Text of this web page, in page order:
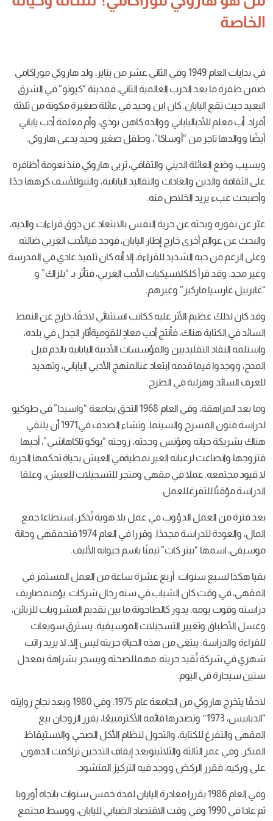
وفيالثانيعشرمن يناير، ولدهاروكي موراكامي
الحرب العالميةالثاني، فمدينة“كيوتو ”فيالشرق
.كان ابنوحيد فيعائلة صغيرةمكونة منثلاثة
ووالدهكاهنبوذي، وأممعلمةأدبياباني
“أوساكا”، وطفلصغيروحيديدعىهاروكي.
الدينيوالثقافي، تربىهاروكيمنذنعومة أظافره
والعاداتوالتقاليداليابانية، والتيوللأسف كرهها جدًا
الخلاصمنه.
عن حريةالنفسبالابتعادعن ذوققراءاتوالديه،
خارج إطاراليابان، فوجدفيالأدبالغربيضالته.
الشديدللقراءة، إلاأنهكانتلميذعاديفيالمدرسة
كلكلاسيكياتالأدبالغربي، فتأثربـ “بلزاك”و
”وغيرهم.
الأثرعليهككاتباستثنائي لاحقًا، خارج عنالنمط
فأنتج أدبمعادٍ للقوميةأثار الجدلفيبلده،
والمؤسساتالأدبية اليابانيةبالذمقبل
قدمه ابتعادعنالمنهجالأدبيالياباني، وتهديد
فيالطرح.
وفيالعام 1968 التحقبجامعة“ واسيدا”فيطوكيو
والسينما.وتشاءالصدففي1971أن يلتقي
ومؤنسوحدته، زوجته“يوكو تاكاهاشي”، أحبها
لرغباتهالغيرنمطيةفيالعيشبحياةتحكمهاالحرية
فيمقهىومتجرللتسجيلاتللعيش، وعلقا
.
الدؤوب فيعملبلا هويةتُذكر، استطاعا جمع
مجددًا.وقررافيالعام1974 فتحمقهىوحانة
بيتركات” تيمنًاباسمحيوانهالأليف.
. أربععشرةساعةمن العملالمستمرفي
كانالشبابفيسنهرجالشركات. يؤمنمصاريف
.يدوركالطاحونةمابينتقديمالمشروبات للزبائن،
التسجيلاتالموسيقية.يسترق سويعات
من هذه الحياةحريته ليسإلا. لايريدراتب
تُقيدحريته.مهمللصحته ويسجربشراهةبمعدل
اليوم.
منالجامعة عام وفي1980 وبعدنجاحروايته
قائمةالأكثرمبيعًا، يقررالزوجانبيع
والتحوللنظامالأكل الصحي
والاستيقاظ
والثلاثينوبعدإيقافالتدخينتراكمتالدهون
ووجدفيهالتركيزالمنشود.
مغادرةاليابانلمدة خمس سنوات باتجاه أوروبا .
وقتالاقتصاد الضبابي لليابان، ووسطمجتمع